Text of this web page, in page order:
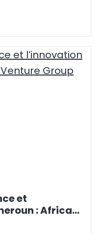
et adaptés à vos
de A à Z dans
et
: Africa
à Giift